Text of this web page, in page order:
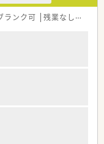
ランク可 残業なし(ほぼなし含む)